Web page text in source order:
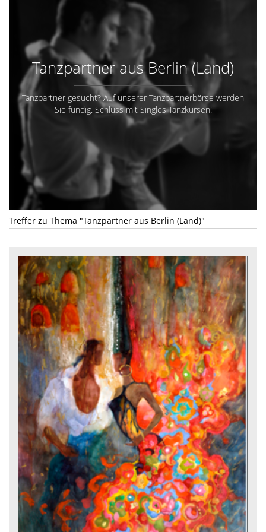
Tanzpartner aus Berlin (Land)
Tanzpartner gesucht? Auf unserer Tanzpartnerbörse werden
Sie fündig. Schluss mit Singles Tanzkursen!
Treffer zu Thema "Tanzpartner aus Berlin (Land)"